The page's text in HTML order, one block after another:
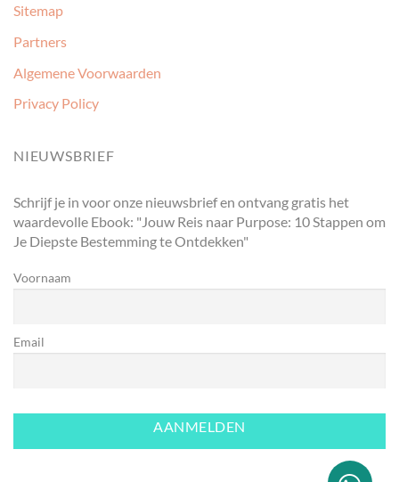
Sitemap
Partners
Algemene Voorwaarden
Privacy Policy
NIEUWSBRIEF
Schrijf je in voor onze nieuwsbrief en ontvang gratis het
waardevolle Ebook: "Jouw Reis naar Purpose: 10 Stappen om
Je Diepste Bestemming te Ontdekken"
Voornaam
Email